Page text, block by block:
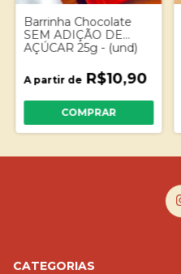
Barrinha Chocolate
SEM ADIÇÃO DE
AÇÚCAR 25g - (und)
A partir deR$10,90
COMPRAR
CATEGORIAS